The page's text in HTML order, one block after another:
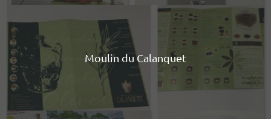
Moulin du Calanquet